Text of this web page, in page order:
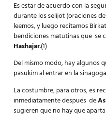
Es estar de acuerdo con la
durante los selijot (oraciones
leemos, y luego recitamos
bendiciones matutinas que se
Hashajar.(1)
Del mismo modo, hay algunos
pasukim al entrar en la
La costumbre, para otros, es
inmediatamente después de
sugieren que no hay que